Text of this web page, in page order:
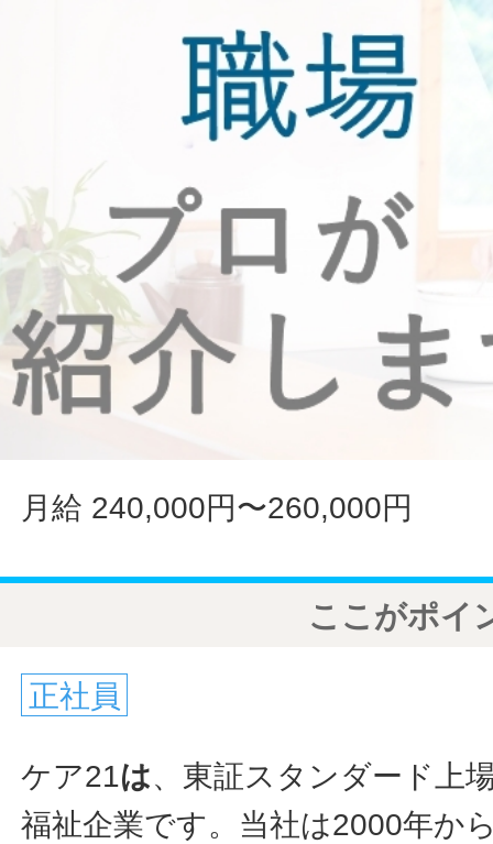
月給 240,000円〜260,000円
ここがポイ
正社員
ケア21は、東証スタンダード上
福祉企業です。当社は2000年か